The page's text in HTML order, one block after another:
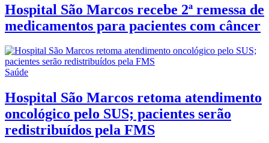
Hospital São Marcos recebe 2ª remessa de
medicamentos para pacientes com câncer
Saúde
Hospital São Marcos retoma atendimento
oncológico pelo SUS; pacientes serão
redistribuídos pela FMS